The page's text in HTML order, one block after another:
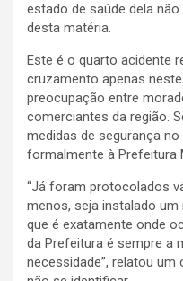
estado de saúde dela
desta matéria.
Este é o quarto acidente
cruzamento apenas
preocupação entre
comerciantes da região.
medidas de segurança
formalmente à Prefeitura
“Já foram protocolados
menos, seja instalado um
que é exatamente onde
da Prefeitura é sempre a
necessidade”, relatou